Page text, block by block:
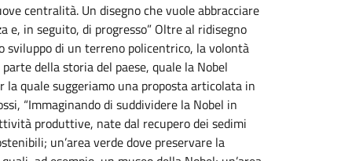
centralità. Un disegno che vuole abbracciare
e, in seguito, di progresso” Oltre al ridisegno
sviluppo di un terreno policentrico, la volontà
della storia del paese, quale la Nobel
quale suggeriamo una proposta articolata in
“Immaginando di suddividere la Nobel in
produttive, nate dal recupero dei sedimi
un’area verde dove preservare la